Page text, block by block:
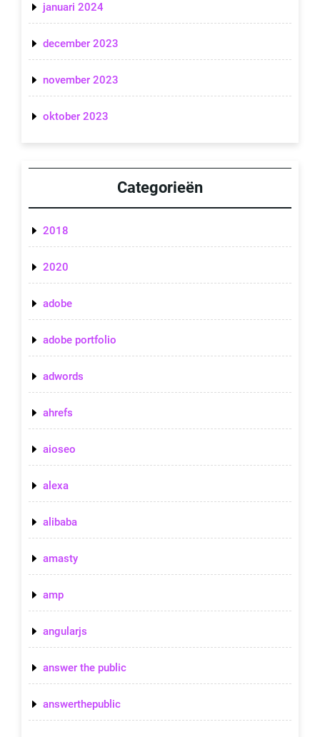
januari 2024
december 2023
november 2023
oktober 2023
Categorieën
2018
2020
adobe
adobe portfolio
adwords
ahrefs
aioseo
alexa
alibaba
amasty
amp
angularjs
answer the public
answerthepublic